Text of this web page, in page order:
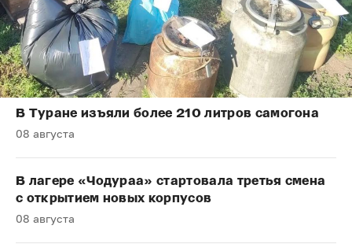
В Туране изъяли более 210 литров самогона
08 августа
В лагере «Чодураа» стартовала третья смена
с открытием новых корпусов
08 августа